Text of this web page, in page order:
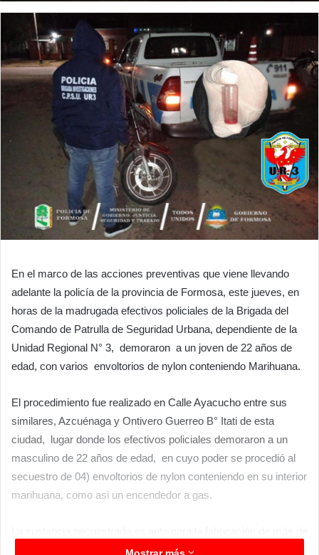
En el marco de las acciones preventivas que viene llevando
adelante la policía de la provincia de Formosa, este jueves, en
horas de la madrugada efectivos policiales de la Brigada del
Comando de Patrulla de Seguridad Urbana, dependiente de la
Unidad Regional N° 3, demoraron a un joven de 22 años de
edad, con varios envoltorios de nylon conteniendo Marihuana.
El procedimiento fue realizado en Calle Ayacucho entre sus
similares, Azcuénaga y Ontivero Guerreo B° Itati de esta
ciudad, lugar donde los efectivos policiales demoraron a un
masculino de 22 años de edad, en cuyo poder se procedió al
secuestro de 04) envoltorios de nylon conteniendo en su interior
marihuana, como asi un encendedor a gas.
60 cigarrillos de fabricación cacera (Porros). Personal de la
Mostrar más